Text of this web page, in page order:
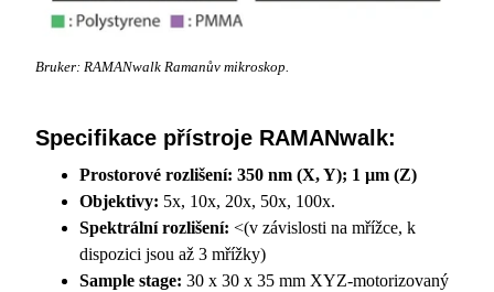
Bruker: RAMANwalk Ramanův mikroskop.
Specifikace přístroje RAMANwalk:
Prostorové rozlišení: 350 nm (X, Y); 1 µm (Z)
Objektivy: 5x, 10x, 20x, 50x, 100x.
Spektrální rozlišení: <(v závislosti na mřížce, k
dispozici jsou až 3 mřížky)
Sample stage: 30 x 30 x 35 mm XYZ-motorizovaný